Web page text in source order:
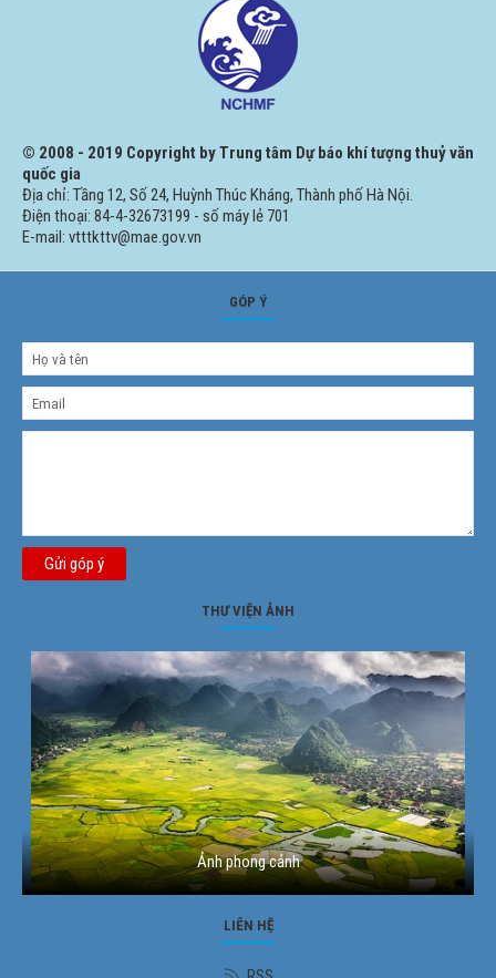
© 2008 - 2019 Copyright by Trung tâm Dự báo khí tượng thuỷ văn
quốc gia
Địa chỉ: Tầng 12, Số 24, Huỳnh Thúc Kháng, Thành phố Hà Nội.
Điện thoại: 84-4-32673199 - số máy lẻ 701
E-mail: vtttkttv@mae.gov.vn
GÓP Ý
Gửi góp ý
THƯ VIỆN ẢNH
Ảnh phong cảnh
LIÊN HỆ